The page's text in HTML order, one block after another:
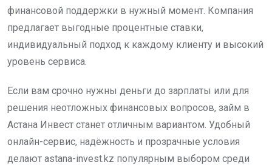
финансовой поддержки в нужный момент. Компания
предлагает выгодные процентные ставки,
индивидуальный подход к каждому клиенту и высокий
уровень сервиса.
Если вам срочно нужны деньги до зарплаты или для
решения неотложных финансовых вопросов, займ в
Астана Инвест станет отличным вариантом. Удобный
онлайн-сервис, надёжность и прозрачные условия
делают astana-invest.kz популярным выбором среди